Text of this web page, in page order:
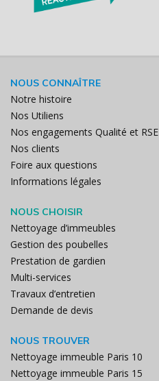
NOUS CONNAÎTRE
Notre histoire
Nos Utiliens
Nos engagements Qualité et RSE
Nos clients
Foire aux questions
Informations légales
NOUS CHOISIR
Nettoyage d’immeubles
Gestion des poubelles
Prestation de gardien
Multi-services
Travaux d’entretien
Demande de devis
NOUS TROUVER
Nettoyage immeuble Paris 10
Nettoyage immeuble Paris 15